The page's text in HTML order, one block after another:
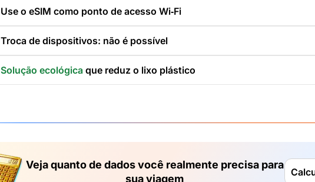
Use o eSIM como ponto de acesso Wi‑Fi
Troca de dispositivos: não é possível
Solução ecológica que reduz o lixo plástico
Veja quanto de dados você realmente precisa para
sua viagem